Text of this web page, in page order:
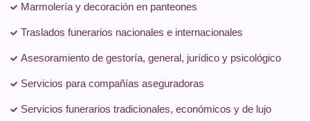
Marmolería y decoración en panteones
Traslados funerarios nacionales e internacionales
Asesoramiento de gestoría, general, jurídico y psicológico
Servicios para compañías aseguradoras
Servicios funerarios tradicionales, económicos y de lujo